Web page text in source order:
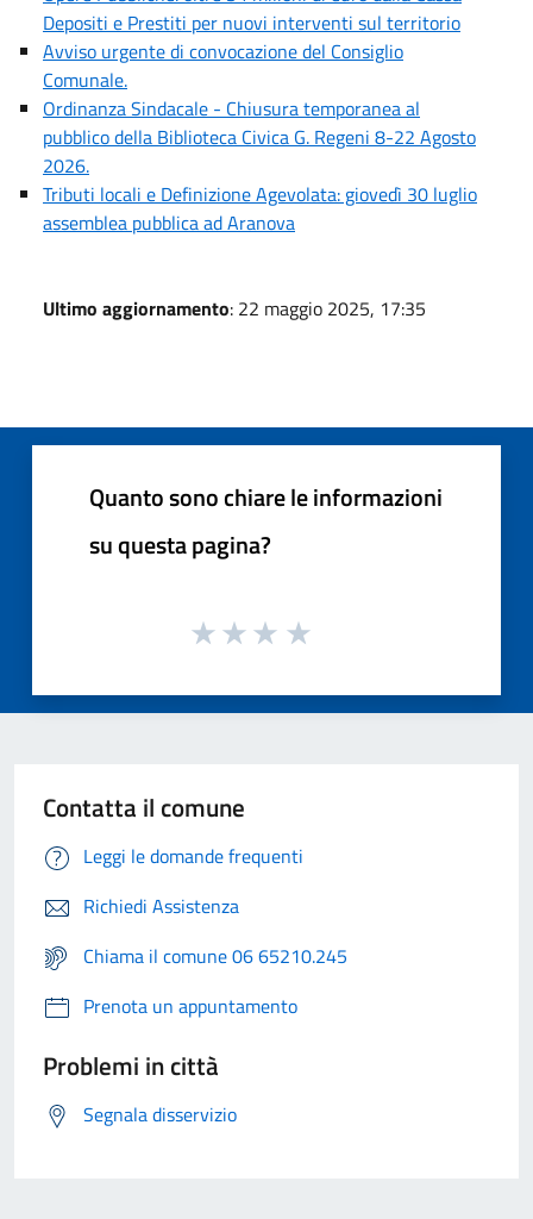
Depositi e Prestiti per nuovi interventi sul territorio
Avviso urgente di convocazione del Consiglio
Comunale.
Ordinanza Sindacale - Chiusura temporanea al
pubblico della Biblioteca Civica G. Regeni 8-22 Agosto
2026.
Tributi locali e Definizione Agevolata: giovedì 30 luglio
assemblea pubblica ad Aranova
Ultimo aggiornamento: 22 maggio 2025, 17:35
Quanto sono chiare le informazioni
su questa pagina?
Contatta il comune
Leggi le domande frequenti
Richiedi Assistenza
Chiama il comune 06 65210.245
Prenota un appuntamento
Problemi in città
Segnala disservizio